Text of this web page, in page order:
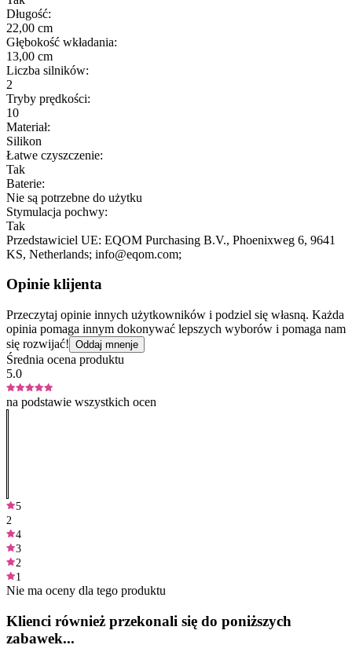
Długość:
22,00 cm
Głębokość wkładania:
13,00 cm
Liczba silników:
2
Tryby prędkości:
10
Materiał:
Silikon
Łatwe czyszczenie:
Tak
Baterie:
Nie są potrzebne do użytku
Stymulacja pochwy:
Tak
Przedstawiciel UE: EQOM Purchasing B.V., Phoenixweg 6, 9641
KS, Netherlands; info@eqom.com;
Opinie klijenta
Przeczytaj opinie innych użytkowników i podziel się własną. Każda
opinia pomaga innym dokonywać lepszych wyborów i pomaga nam
się rozwijać! Oddaj mnenje
Średnia ocena produktu
5.0
na podstawie wszystkich ocen
5
2
4
3
2
1
Nie ma oceny dla tego produktu
Klienci również przekonali się do poniższych
zabawek...